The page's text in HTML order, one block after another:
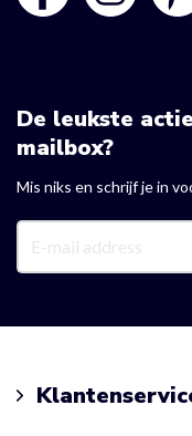
De leukste
mailbox?
Mis niks en schrijf je in